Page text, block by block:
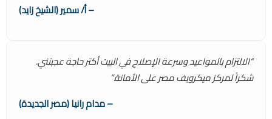
– أ/ سمير (الشيخ زايد)
“الالتزام بالمواعيد وسرعة الإصلاح في البيت أكتر حاجة عجبتني.
شكراً لمركز ميكرويف مصر على الأمانة.”
– مدام رانيا (مصر الجديدة)